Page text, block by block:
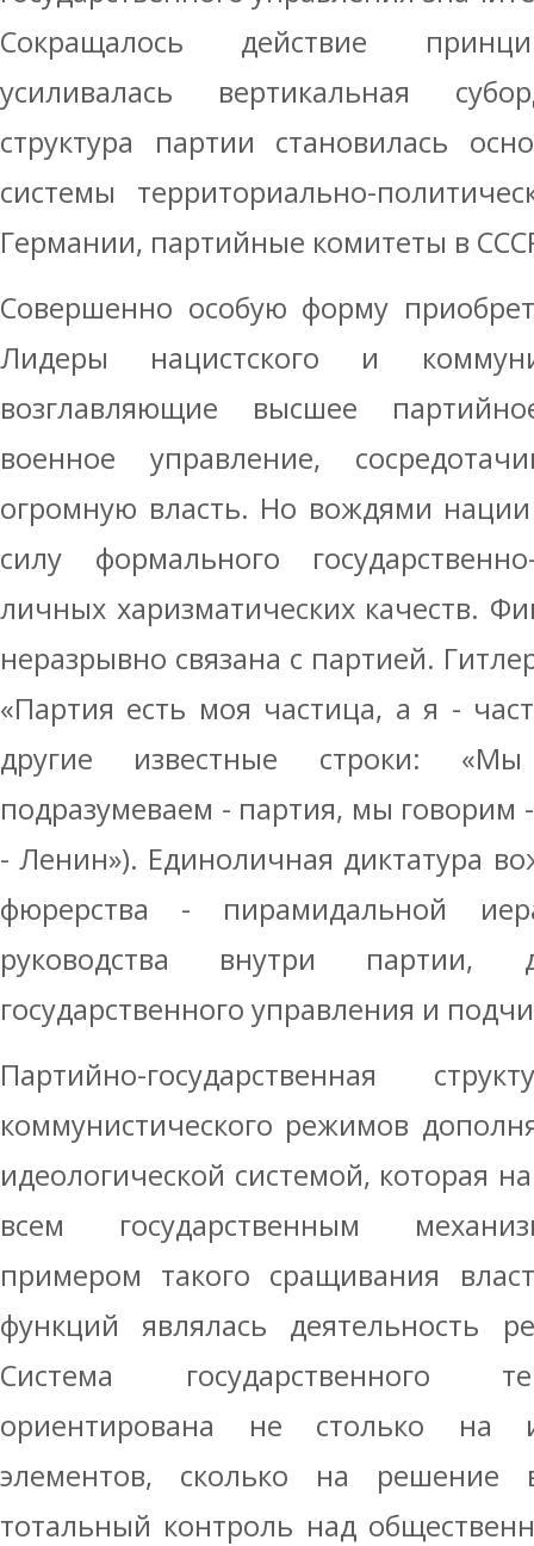
Сокращалось действие
усиливалась вертикальная
структура партии становилась
системы территориально-
Германии, партийные комитеты в
Совершенно особую форму
Лидеры нацистского и
возглавляющие высшее
военное управление,
огромную власть. Но вождями
силу формального
личных харизматических качеств.
неразрывно связана с партией.
«Партия есть моя частица, а я -
другие известные строки:
подразумеваем - партия, мы говорим
- Ленин»). Единоличная диктатура
фюрерства - пирамидальной
руководства внутри партии,
государственного управления и
Партийно-государственная
коммунистического режимов
идеологической системой, которая
всем государственным
примером такого сращивания
функций являлась деятельность
Система государственного
ориентирована не столько на
элементов, сколько на решение
тотальный контроль над